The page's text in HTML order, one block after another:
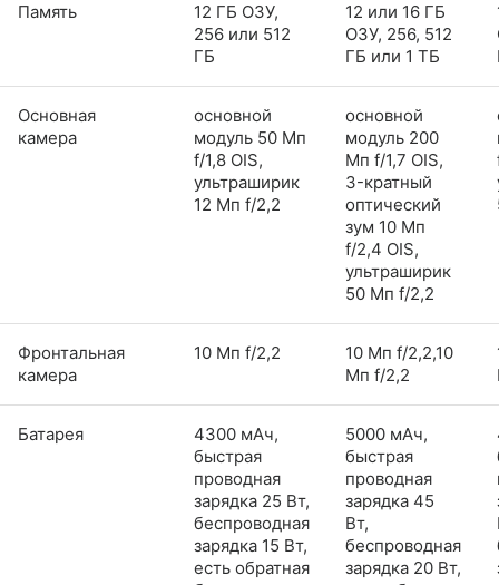
Память
12 ГБ ОЗУ,
256 или 512
ГБ
12 или 16 ГБ
ОЗУ, 256, 512
ГБ или 1 ТБ
Основная
камера
основной
модуль 50 Мп
f/1,8 OIS,
ультраширик
12 Мп f/2,2
основной
модуль 200
Мп f/1,7 OIS,
3-кратный
оптический
зум 10 Мп
f/2,4 OIS,
ультраширик
50 Мп f/2,2
Фронтальная
камера
10 Мп f/2,2
10 Мп f/2,2,10
Мп f/2,2
Батарея
4300 мАч,
быстрая
проводная
зарядка 25 Вт,
беспроводная
зарядка 15 Вт,
есть обратная
5000 мАч,
быстрая
проводная
зарядка 45
Вт,
беспроводная
зарядка 20 Вт,